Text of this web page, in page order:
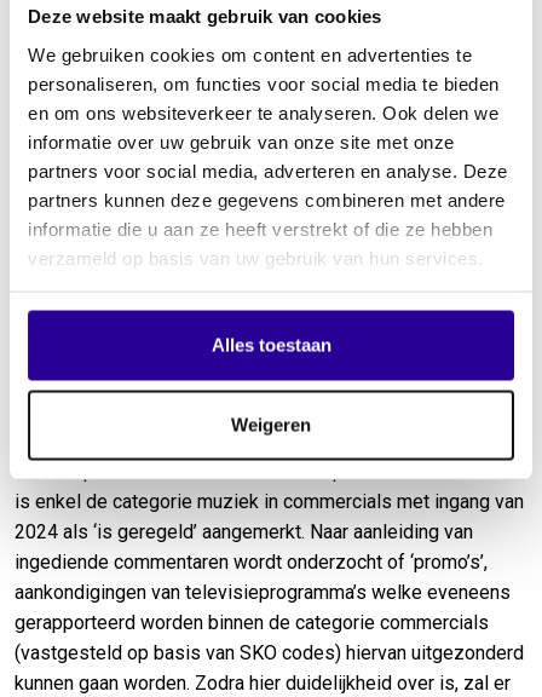
Deze website maakt gebruik van cookies
We gebruiken cookies om content en advertenties te
personaliseren, om functies voor social media te bieden
en om ons websiteverkeer te analyseren. Ook delen we
informatie over uw gebruik van onze site met onze
partners voor social media, adverteren en analyse. Deze
partners kunnen deze gegevens combineren met andere
informatie die u aan ze heeft verstrekt of die ze hebben
verzameld op basis van uw gebruik van hun services.
Alles toestaan
Weigeren
Update november 2024
RTL Nederland heeft bekend gemaakt terug te willen komen
op haar besluit om buitenlandse films- en series met ingang
van 2024 als ‘is geregeld’ aan te merken. Dit betekent dat
RTL alsnog de vergoeding betaalt voor muziek gebruikt in
codes).
De repartitie van deze inkomsten zal voor muziekjaar 2024
worden hervat met de december 2024 betaalronde.
is enkel de categorie muziek in commercials met ingang van
2024 als ‘is geregeld’ aangemerkt. Naar aanleiding van
ingediende commentaren wordt onderzocht of ‘promo’s’,
aankondigingen van televisieprogramma’s welke eveneens
gerapporteerd worden binnen de categorie commercials
(vastgesteld op basis van SKO codes) hiervan uitgezonderd
kunnen gaan worden. Zodra hier duidelijkheid over is, zal er